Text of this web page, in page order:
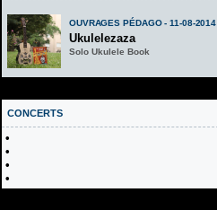
OUVRAGES PÉDAGO - 11-08-2014
Ukulelezaza
Solo Ukulele Book
CONCERTS
•
•
•
•